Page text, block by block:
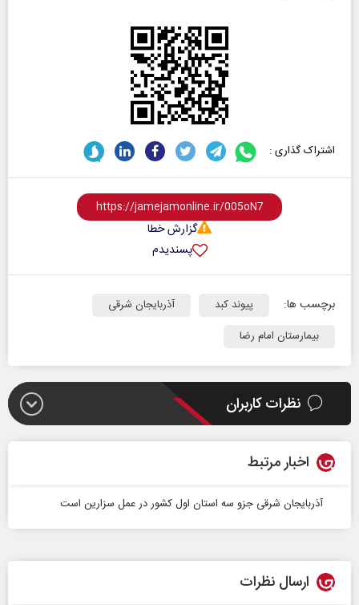
اشتراک گذاری :
گزارش خطا
پسندیدم
برچسب ها: پیوند کبد
آذربایجان شرقی
بیمارستان امام رضا
نظرات کاربران
اخبار مرتبط
آذربایجان شرقی جزو سه استان اول کشور در عمل سزارین است
ارسال نظرات